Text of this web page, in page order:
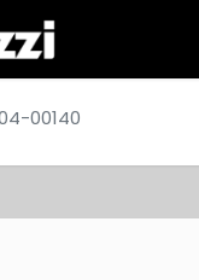
00140